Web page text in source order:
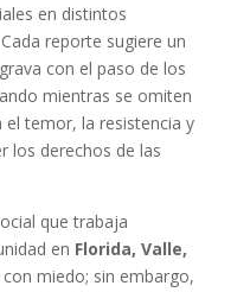
en distintos
reporte sugiere un
con el paso de los
mientras se omiten
temor, la resistencia y
los derechos de las
que trabaja
en Florida, Valle,
miedo; sin embargo,